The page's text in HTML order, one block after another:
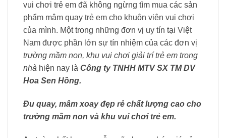
vui chơi trẻ em đã không ngừng tìm mua các sản
phẩm mâm quay trẻ em cho khuôn viên vui chơi
của mình. Một trong những đơn vị uy tín tại Việt
Nam được phần lớn sự tín nhiệm của các đơn vị
trường mầm non, khu vui chơi giải trí trẻ em trong
nhà hiện nay là Công ty TNHH MTV SX TM DV
Hoa Sen Hồng.
Đu quay, mâm xoay đẹp rẻ chất lượng cao cho
trường mầm non và khu vui chơi trẻ em.